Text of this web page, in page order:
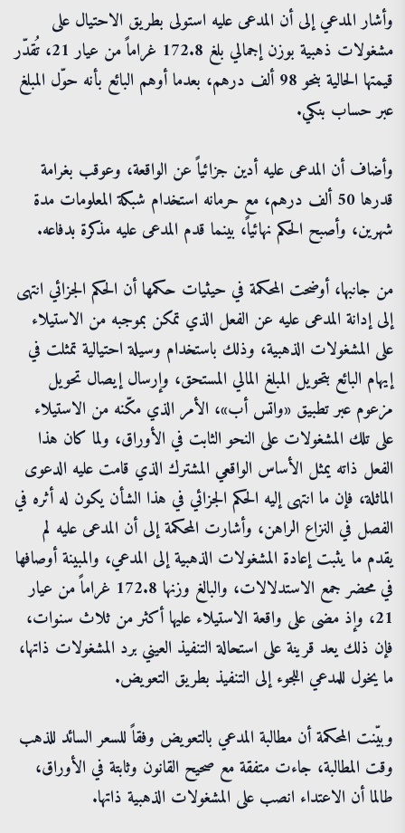
وأشار المدعي إلى أن المدعى عليه استولى بطريق الاحتيال على
مشغولات ذهبية بوزن إجمالي بلغ 172.8 غراماً من عيار 21، تُقدّر
قيمتها الحالية بنحو 98 ألف درهم، بعدما أوهم البائع بأنه حوّل المبلغ
عبر حساب بنكي.
وأضاف أن المدعى عليه أدين جزائياً عن الواقعة، وعوقب بغرامة
قدرها 50 ألف درهم، مع حرمانه استخدام شبكة المعلومات مدة
شهرين، وأصبح الحكم نهائياً، بينما قدم المدعى عليه مذكرة بدفاعه.
من جانبها، أوضحت المحكمة في حيثيات حكمها أن الحكم الجزائي انتهى
إلى إدانة المدعى عليه عن الفعل الذي تمكن بموجبه من الاستيلاء
على المشغولات الذهبية، وذلك باستخدام وسيلة احتيالية تمثلت في
إيهام البائع بتحويل المبلغ المالي المستحق، وإرسال إيصال تحويل
مزعوم عبر تطبيق «واتس أب»، الأمر الذي مكّنه من الاستيلاء
على تلك المشغولات على النحو الثابت في الأوراق، ولما كان هذا
الفعل ذاته يمثل الأساس الواقعي المشترك الذي قامت عليه الدعوى
الماثلة، فإن ما انتهى إليه الحكم الجزائي في هذا الشأن يكون له أثره في
الفصل في النزاع الراهن، وأشارت المحكمة إلى أن المدعى عليه لم
يقدم ما يثبت إعادة المشغولات الذهبية إلى المدعي، والمبينة أوصافها
في محضر جمع الاستدلالات، والبالغ وزنها 172.8 غراماً من عيار
21، وإذ مضى على واقعة الاستيلاء عليها أكثر من ثلاث سنوات،
فإن ذلك يعد قرينة على استحالة التنفيذ العيني برد المشغولات ذاتها،
ما يخول للمدعي اللجوء إلى التنفيذ بطريق التعويض.
وبيّنت المحكمة أن مطالبة المدعي بالتعويض وفقاً للسعر السائد للذهب
وقت المطالبة، جاءت متفقة مع صحيح القانون وثابتة في الأوراق،
طالما أن الاعتداء انصب على المشغولات الذهبية ذاتها.